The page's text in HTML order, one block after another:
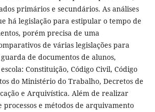
primários e secundários. As análises
há legislação para estipular o tempo de
porém precisa de uma
de várias legislações para
de documentos de alunos,
Constituição, Código Civil, Código
do Ministério do Trabalho, Decretos de
e Arquivística. Além de realizar
processos e métodos de arquivamento